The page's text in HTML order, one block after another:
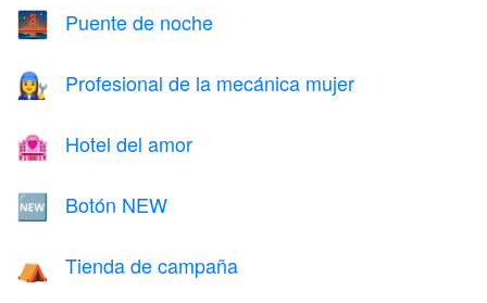
🌉 Puente de noche
👩‍🔧 Profesional de la mecánica mujer
🏩 Hotel del amor
🆕 Botón NEW
⛺ Tienda de campaña